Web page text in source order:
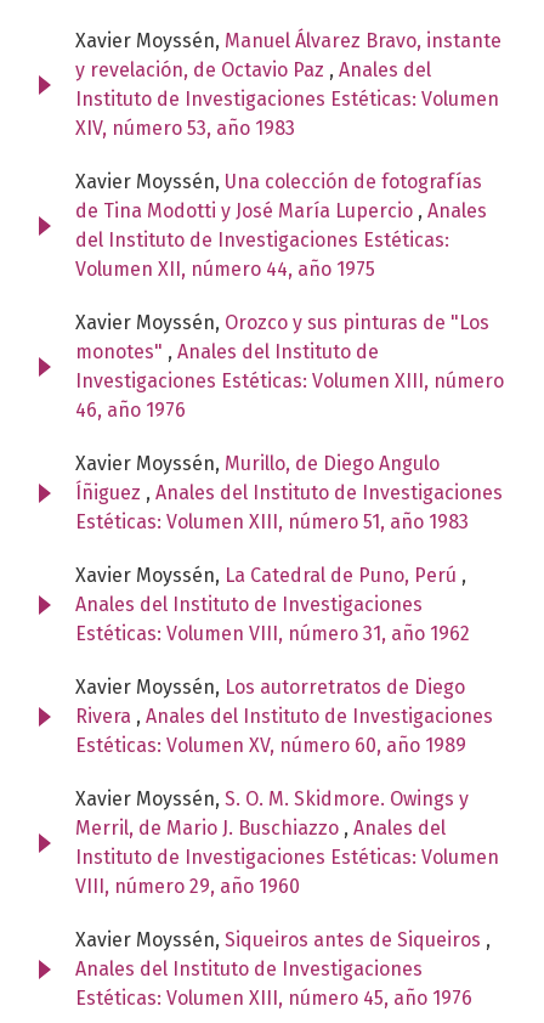
Xavier Moyssén, Manuel Álvarez Bravo, instante
y revelación, de Octavio Paz , Anales del
Instituto de Investigaciones Estéticas: Volumen
XIV, número 53, año 1983
Xavier Moyssén, Una colección de fotografías
de Tina Modotti y José María Lupercio , Anales
del Instituto de Investigaciones Estéticas:
Volumen XII, número 44, año 1975
Xavier Moyssén, Orozco y sus pinturas de "Los
monotes" , Anales del Instituto de
Investigaciones Estéticas: Volumen XIII, número
46, año 1976
Xavier Moyssén, Murillo, de Diego Angulo
Íñiguez , Anales del Instituto de Investigaciones
Estéticas: Volumen XIII, número 51, año 1983
Xavier Moyssén, La Catedral de Puno, Perú ,
Anales del Instituto de Investigaciones
Estéticas: Volumen VIII, número 31, año 1962
Xavier Moyssén, Los autorretratos de Diego
Rivera , Anales del Instituto de Investigaciones
Estéticas: Volumen XV, número 60, año 1989
Xavier Moyssén, S. O. M. Skidmore. Owings y
Merril, de Mario J. Buschiazzo , Anales del
Instituto de Investigaciones Estéticas: Volumen
VIII, número 29, año 1960
Xavier Moyssén, Siqueiros antes de Siqueiros ,
Anales del Instituto de Investigaciones
Estéticas: Volumen XIII, número 45, año 1976